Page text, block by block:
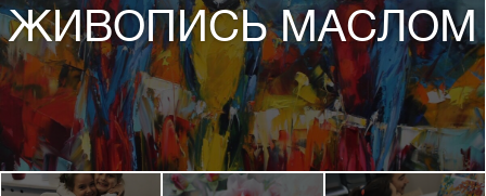
ЖИВОПИСЬ МАСЛОМ